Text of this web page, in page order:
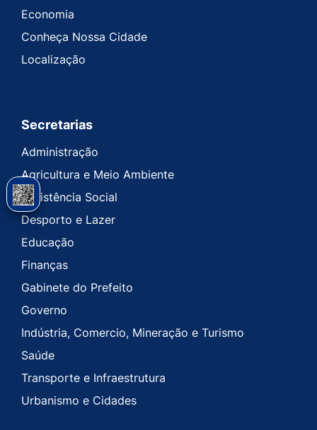
Economia
Conheça Nossa Cidade
Localização
Secretarias
Administração
Agricultura e Meio Ambiente
Assistência Social
Desporto e Lazer
Educação
Finanças
Gabinete do Prefeito
Governo
Indústria, Comercio, Mineração e Turismo
Saúde
Transporte e Infraestrutura
Urbanismo e Cidades